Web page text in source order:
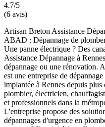
4.7/5
(6 avis)
Artisan Breton Assistance
ABAD : Dépannage de
Une panne électrique ? Des
Assistance Dépannage à
dépannage ou une rénovation.
est une entreprise de
implantée à Rennes depuis
plombier, électricien,
et professionnels dans la
L'entreprise propose des
dépannages d'urgence en